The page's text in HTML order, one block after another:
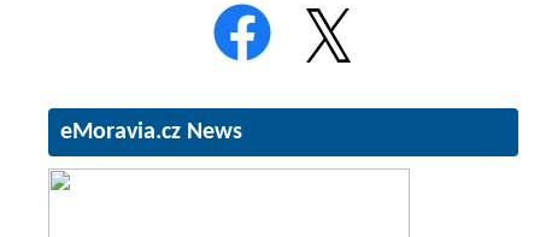
eMoravia.cz News